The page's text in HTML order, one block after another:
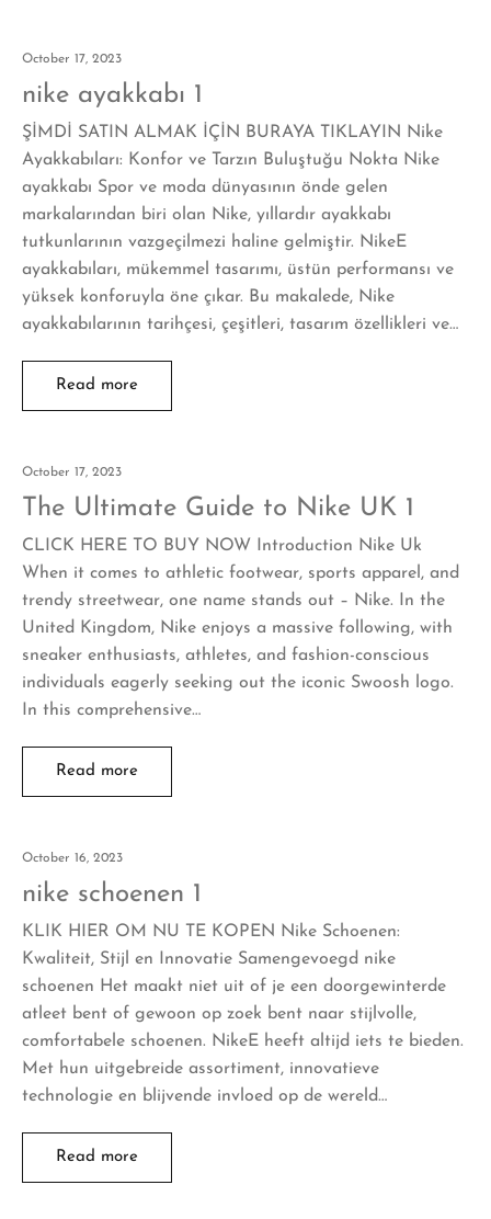
October 17, 2023
nike ayakkabı 1
ŞİMDİ SATIN ALMAK İÇİN BURAYA TIKLAYIN Nike
Ayakkabıları: Konfor ve Tarzın Buluştuğu Nokta Nike
ayakkabı Spor ve moda dünyasının önde gelen
markalarından biri olan Nike, yıllardır ayakkabı
tutkunlarının vazgeçilmezi haline gelmiştir. NikeE
ayakkabıları, mükemmel tasarımı, üstün performansı ve
yüksek konforuyla öne çıkar. Bu makalede, Nike
ayakkabılarının tarihçesi, çeşitleri, tasarım özellikleri ve…
Read more
October 17, 2023
The Ultimate Guide to Nike UK 1
CLICK HERE TO BUY NOW Introduction Nike Uk
When it comes to athletic footwear, sports apparel, and
trendy streetwear, one name stands out – Nike. In the
United Kingdom, Nike enjoys a massive following, with
sneaker enthusiasts, athletes, and fashion-conscious
individuals eagerly seeking out the iconic Swoosh logo.
In this comprehensive…
Read more
October 16, 2023
nike schoenen 1
KLIK HIER OM NU TE KOPEN Nike Schoenen:
Kwaliteit, Stijl en Innovatie Samengevoegd nike
schoenen Het maakt niet uit of je een doorgewinterde
atleet bent of gewoon op zoek bent naar stijlvolle,
comfortabele schoenen. NikeE heeft altijd iets te bieden.
Met hun uitgebreide assortiment, innovatieve
technologie en blijvende invloed op de wereld…
Read more